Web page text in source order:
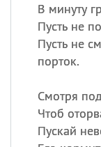
В минуту
Пусть не
Пусть не
порток.
Смотря
Чтоб
Пускай